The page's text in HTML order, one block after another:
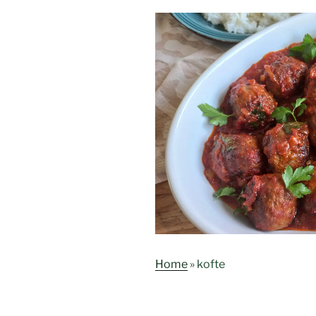
Home » kofte